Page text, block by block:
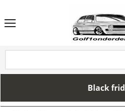
Black